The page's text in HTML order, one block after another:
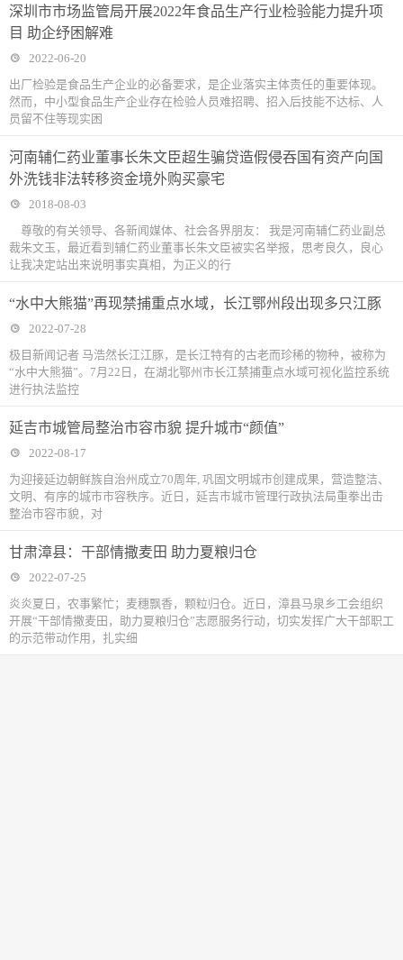
深圳市市场监管局开展2022年食品生产行业检验能力提升项
目 助企纾困解难
2022-06-20
出厂检验是食品生产企业的必备要求，是企业落实主体责任的重要体现。
然而，中小型食品生产企业存在检验人员难招聘、招入后技能不达标、人
员留不住等现实困
河南辅仁药业董事长朱文臣超生骗贷造假侵吞国有资产向国
外洗钱非法转移资金境外购买豪宅
2018-08-03
尊敬的有关领导、各新闻媒体、社会各界朋友： 我是河南辅仁药业副总
裁朱文玉，最近看到辅仁药业董事长朱文臣被实名举报，思考良久，良心
让我决定站出来说明事实真相，为正义的行
“水中大熊猫”再现禁捕重点水域，长江鄂州段出现多只江豚
2022-07-28
极目新闻记者 马浩然长江江豚，是长江特有的古老而珍稀的物种，被称为
“水中大熊猫”。7月22日，在湖北鄂州市长江禁捕重点水域可视化监控系统
进行执法监控
延吉市城管局整治市容市貌 提升城市“颜值”
2022-08-17
为迎接延边朝鲜族自治州成立70周年, 巩固文明城市创建成果，营造整洁、
文明、有序的城市市容秩序。近日，延吉市城市管理行政执法局重拳出击
整治市容市貌，对
甘肃漳县：干部情撒麦田 助力夏粮归仓
2022-07-25
炎炎夏日，农事繁忙；麦穗飘香，颗粒归仓。近日，漳县马泉乡工会组织
开展“干部情撒麦田，助力夏粮归仓”志愿服务行动，切实发挥广大干部职工
的示范带动作用，扎实细